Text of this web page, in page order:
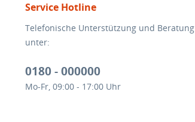
Service Hotline
Telefonische Unterstützung und Beratung
unter:
0180 - 000000
Mo-Fr, 09:00 - 17:00 Uhr